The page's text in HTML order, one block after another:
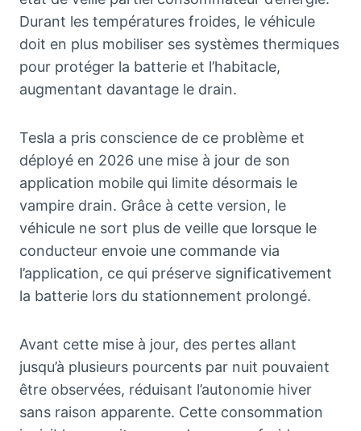
Durant les températures froides, le véhicule
doit en plus mobiliser ses systèmes thermiques
pour protéger la batterie et l’habitacle,
augmentant davantage le drain.
Tesla a pris conscience de ce problème et
déployé en 2026 une mise à jour de son
application mobile qui limite désormais le
vampire drain. Grâce à cette version, le
véhicule ne sort plus de veille que lorsque le
conducteur envoie une commande via
l’application, ce qui préserve significativement
la batterie lors du stationnement prolongé.
Avant cette mise à jour, des pertes allant
jusqu’à plusieurs pourcents par nuit pouvaient
être observées, réduisant l’autonomie hiver
sans raison apparente. Cette consommation